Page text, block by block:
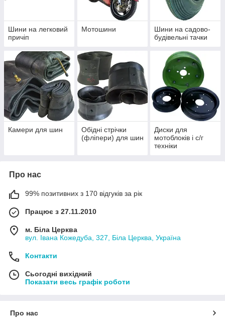
Шини на легковий
причіп
Мотошини
Шини на садово-
будівельні тачки
Камери для шин
Обідні стрічки
(фліпери) для шин
Диски для
мотоблоків і с/г
техніки
Про нас
99% позитивних з 170 відгуків за рік
Працює з 27.11.2010
м. Біла Церква
вул. Івана Кожедуба, 327, Біла Церква, Україна
Контакти
Сьогодні вихідний
Показати весь графік роботи
Про нас